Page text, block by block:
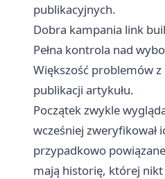
publikacyjnych.
Dobra kampania link
Pełna kontrola nad
Większość problemów
publikacji artykułu.
Początek zwykle
wcześniej zweryfikował
przypadkowo
mają historię, której nikt